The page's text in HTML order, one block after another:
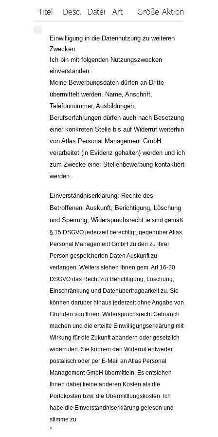
Titel Desc. Datei Art Größe Aktion
Einwilligung in die Datennutzung zu weiteren
Zwecken:
Ich bin mit folgenden Nutzungszwecken
einverstanden:
Meine Bewerbungsdaten dürfen an Dritte
übermittelt werden. Name, Anschrift,
Telefonnummer, Ausbildungen,
Berufserfahrungen dürfen auch nach Besetzung
einer konkreten Stelle bis auf Widerruf weiterhin
von Atlas Personal Management GmbH
verarbeitet (in Evidenz gehalten) werden und ich
zum Zwecke einer Stellenbewerbung kontaktiert
werden.
Einverständniserklärung: Rechte des
Betroffenen: Auskunft, Berichtigung, Löschung
und Sperrung, Widerspruchsrecht.ie sind gemäß
§ 15 DSGVO jederzeit berechtigt, gegenüber Atlas
Personal Management GmbH zu den zu Ihrer
Person gespeicherten Daten Auskunft zu
verlangen. Weiters stehen Ihnen gem. Art 16-20
DSGVO das Recht zur Berichtigung, Löschung,
Einschränkung und Datenübertragbarkeit zu. Sie
können darüber hinaus jederzeit ohne Angabe von
Gründen von Ihrem Widerspruchsrecht Gebrauch
machen und die erteilte Einwilligungserklärung mit
Wirkung für die Zukunft abändern oder gesetzlich
widerrufen. Sie können den Widerruf entweder
postalisch oder per E-Mail an Atlas Personal
Management GmbH übermitteln. Es entstehen
Ihnen dabei keine anderen Kosten als die
Portokosten bzw. die Übermittlungskosten. Ich
habe die Einverständniserklärung gelesen und
stimme zu.
*